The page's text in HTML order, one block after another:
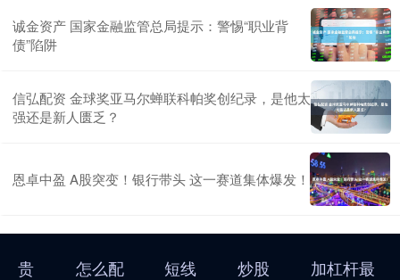
诚金资产 国家金融监管总局提示：警惕“职业背
债”陷阱
信弘配资 金球奖亚马尔蝉联科帕奖创纪录，是他太
强还是新人匮乏？
恩卓中盈 A股突变！银行带头 这一赛道集体爆发！
贵
怎么配
短线
炒股
加杠杆最